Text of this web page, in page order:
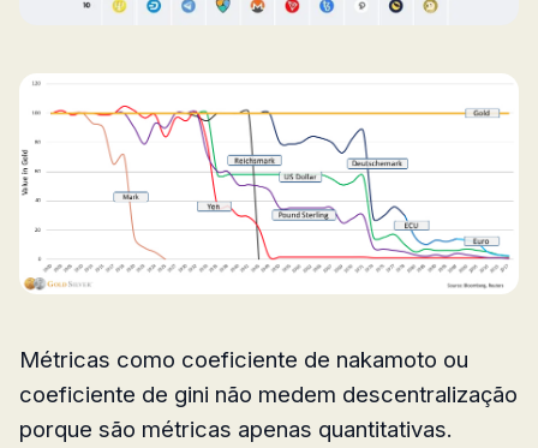
Métricas como coeficiente de nakamoto ou
coeficiente de gini não medem descentralização
porque são métricas apenas quantitativas.